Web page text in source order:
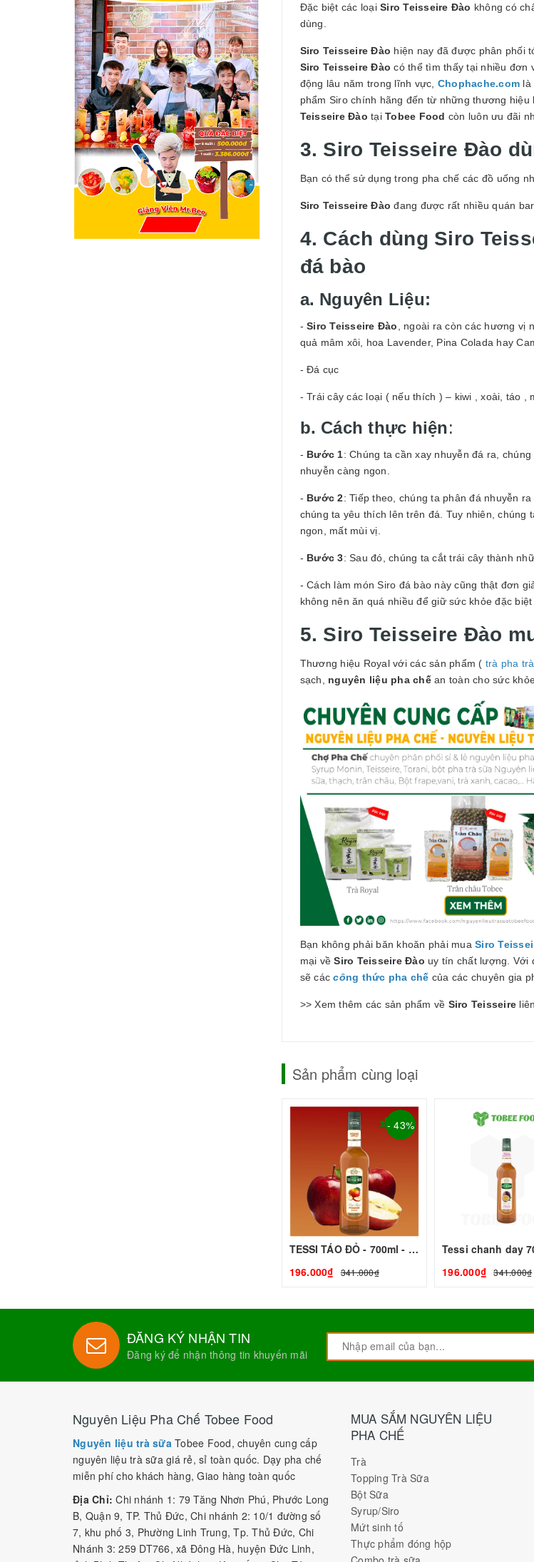
Đặc biệt các loại Siro Teisseire Đào không có
dùng.
Siro Teisseire Đào hiện nay đã được phân phối
Siro Teisseire Đào có thể tìm thấy tại nhiều đơn
động lâu năm trong lĩnh vực, Chophache.com là
phẩm Siro chính hãng đến từ những thương
Teisseire Đào tại Tobee Food còn luôn ưu đãi
3. Siro Teisseire Đào
Bạn có thể sử dụng trong pha chế các đồ uống
Siro Teisseire Đào đang được rất nhiều quán
4. Cách dùng Siro
đá bào
a. Nguyên Liệu:
- Siro Teisseire Đào , ngoài ra còn các hương vị
quả mâm xôi, hoa Lavender, Pina Colada hay
- Đá cục
- Trái cây các loại ( nếu thích ) – kiwi , xoài, táo ,
b. Cách thực hiện:
- Bước 1: Chúng ta cần xay nhuyễn đá ra,
nhuyễn càng ngon.
- Bước 2: Tiếp theo, chúng ta phân đá nhuyễn
chúng ta yêu thích lên trên đá. Tuy nhiên, chúng
ngon, mất mùi vị.
- Bước 3: Sau đó, chúng ta cắt trái cây thành
- Cách làm món Siro đá bào này cũng thật đơn
không nên ăn quá nhiều để giữ sức khỏe đặc
5. Siro Teisseire Đào
Thương hiệu Royal với các sản phẩm ( trà pha
sạch, nguyên liệu pha chếan toàn cho sức
Bạn không phải băn khoăn phải mua Siro
mại vềSiro Teisseire Đào uy tín chất lượng. Với
sẽ cáccông thức pha chế của các chuyên gia
>> Xem thêm các sản phẩm về Siro Teisseire
Sản phẩm cùng loại
- 43%
TESSI TÁO ĐỎ - 700ml - TEISSEIRE | Nguyên liệu pha chế - TOBEE FOOD
196.000₫
341.000₫
Tessi chanh day
196.000₫
341.000₫
ĐĂNG KÝ NHẬN TIN
Đăng ký để nhận thông tin khuyến mãi
Nguyên Liệu Pha Chế Tobee Food
Nguyên liệu trà sữa Tobee Food, chuyên cung cấp
nguyên liệu trà sữa giá rẻ, sỉ toàn quốc. Dạy pha chế
miễn phí cho khách hàng, Giao hàng toàn quốc
Địa Chỉ: Chi nhánh 1: 79 Tăng Nhơn Phú, Phước Long
B, Quận 9, TP. Thủ Đức, Chi nhánh 2: 10/1 đường số
7, khu phố 3, Phường Linh Trung, Tp. Thủ Đức, Chi
Nhánh 3: 259 DT766, xã Đông Hà, huyện Đức Linh,
MUA SẮM NGUYÊN LIỆU
PHA CHẾ
Trà
Topping Trà Sữa
Bột Sữa
Syrup/Siro
Mứt sinh tố
Thực phẩm đóng hộp